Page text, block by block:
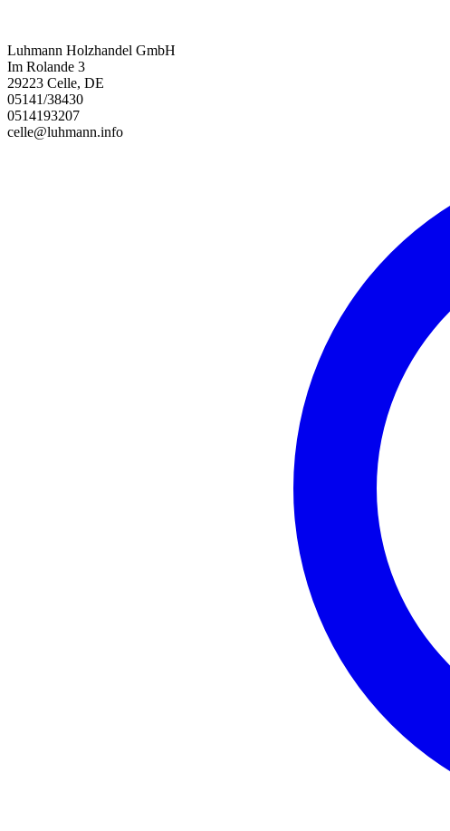
Luhmann Holzhandel GmbH
Im Rolande 3
29223 Celle, DE
05141/38430
0514193207
celle@luhmann.info